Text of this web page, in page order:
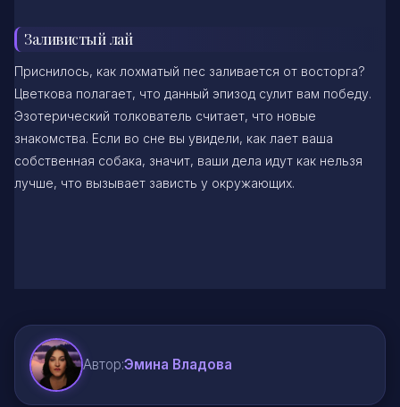
Заливистый лай
Приснилось, как лохматый пес заливается от восторга?
Цветкова полагает, что данный эпизод сулит вам победу.
Эзотерический толкователь считает, что новые
знакомства. Если во сне вы увидели, как лает ваша
собственная собака, значит, ваши дела идут как нельзя
лучше, что вызывает зависть у окружающих.
Автор:Эмина Владова